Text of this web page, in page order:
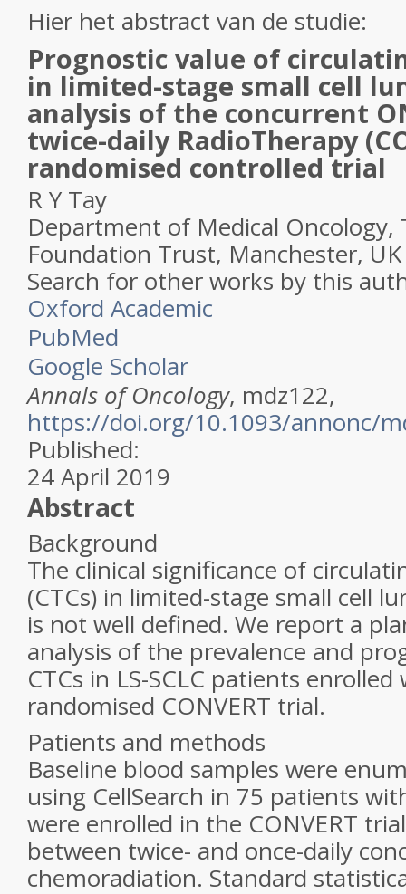
Hier het abstract van de studie:
Prognostic value of
in limited-stage small cell
analysis of the concurrent
twice-daily RadioTherapy
randomised controlled trial
R Y Tay
Department of Medical Oncology,
Foundation Trust, Manchester, UK
Search for other works by this
Oxford Academic
PubMed
Google Scholar
Annals of Oncology, mdz122,
https://doi.org/10.1093/annonc/
Published:
24 April 2019
Abstract
Background
The clinical significance of
(CTCs) in limited-stage small cell
is not well defined. We report a
analysis of the prevalence and
CTCs in LS-SCLC patients
randomised CONVERT trial.
Patients and methods
Baseline blood samples were
using CellSearch in 75 patients
were enrolled in the CONVERT
between twice- and once-daily
chemoradiation. Standard